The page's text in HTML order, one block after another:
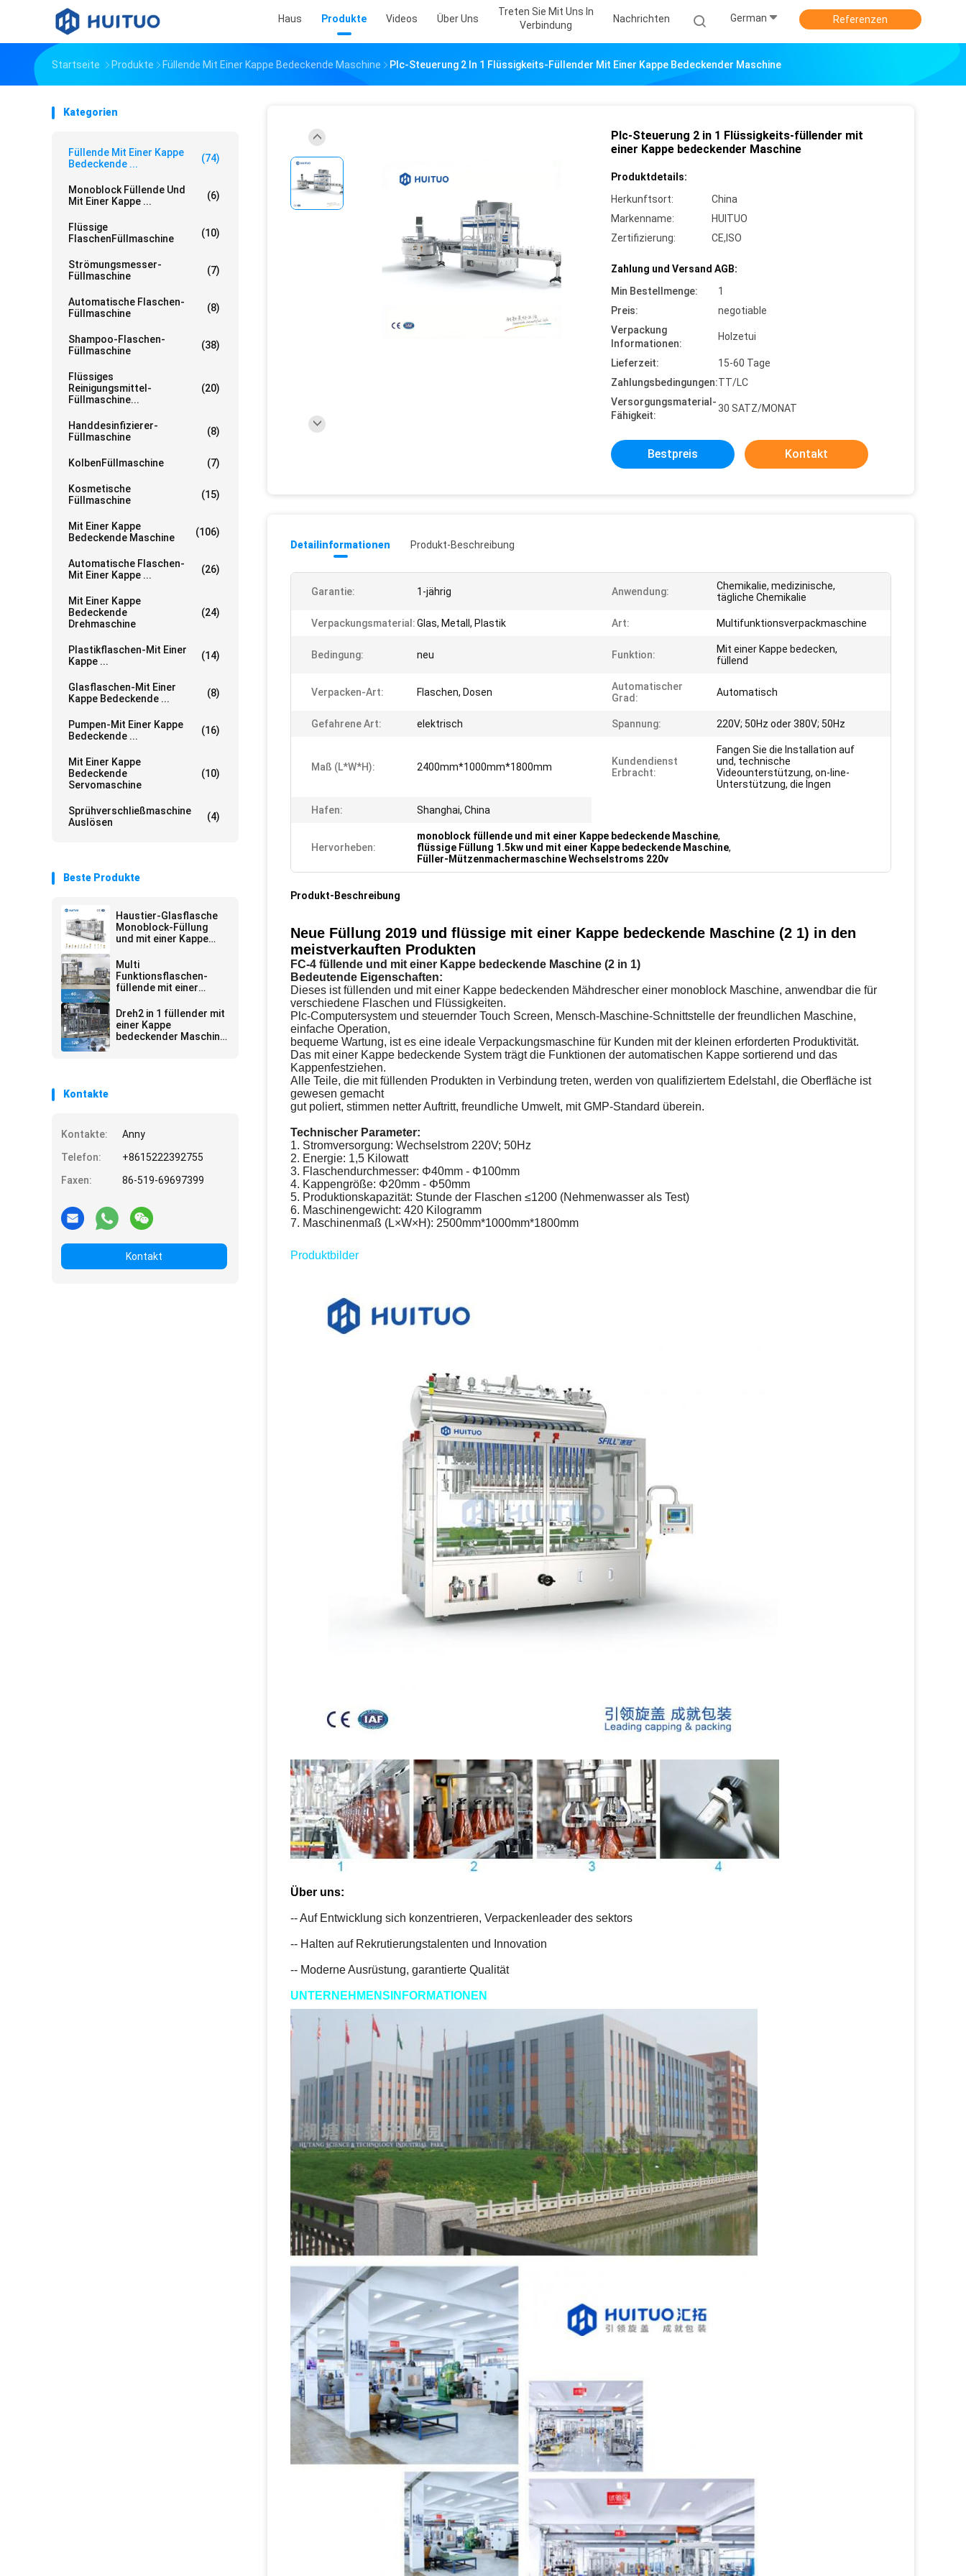
Haus Produkte Videos Über Uns
Treten Sie Mit Uns In
Verbindung
Nachrichten German Referenzen
Startseite Produkte Füllende Mit Einer Kappe Bedeckende Maschine Plc-Steuerung 2 In 1 Flüssigkeits-Füllender Mit Einer Kappe Bedeckender Maschine
Kategorien
Füllende Mit Einer Kappe
Bedeckende ...
(74)
Monoblock Füllende Und
Mit Einer Kappe ...
(6)
Flüssige
FlaschenFüllmaschine
(10)
Strömungsmesser-
Füllmaschine
(7)
Automatische Flaschen-
Füllmaschine
(8)
Shampoo-Flaschen-
Füllmaschine
(38)
Flüssiges
Reinigungsmittel-
Füllmaschine...
(20)
Handdesinfizierer-
Füllmaschine
(8)
KolbenFüllmaschine (7)
Kosmetische
Füllmaschine
(15)
Mit Einer Kappe
Bedeckende Maschine
(106)
Automatische Flaschen-
Mit Einer Kappe ...
(26)
Mit Einer Kappe
Bedeckende
Drehmaschine
(24)
Plastikflaschen-Mit Einer
Kappe ...
(14)
Glasflaschen-Mit Einer
Kappe Bedeckende ...
(8)
Pumpen-Mit Einer Kappe
Bedeckende ...
(16)
Mit Einer Kappe
Bedeckende
Servomaschine
(10)
Sprühverschließmaschine
Auslösen
(4)
Beste Produkte
Haustier-Glasflasche
Monoblock-Füllung
und mit einer Kappe
automatisch für
Kosmetik
Multi
Funktionsflaschen-
füllende mit einer
Maschine für
kosmetisches Pack-
Band
Dreh2 in 1 füllender mit
einer Kappe
bedeckender Maschine
Kontakte
Kontakte:
Anny
Telefon:
+8615222392755
Faxen:
86-519-69697399
Kontakt
Plc-Steuerung 2 in 1 Flüssigkeits-füllender mit
einer Kappe bedeckender Maschine
Produktdetails:
Herkunftsort:
China
Markenname:
HUITUO
Zertifizierung:
CE,ISO
Zahlung und Versand AGB:
Min Bestellmenge:
1
Preis:
negotiable
Verpackung
Informationen:
Holzetui
Lieferzeit:
15-60 Tage
Zahlungsbedingungen:TT/LC
Versorgungsmaterial-
Fähigkeit:
30 SATZ/MONAT
Bestpreis Kontakt
Detailinformationen Produkt-Beschreibung
Garantie: 1-jährig Anwendung:
Chemikalie, medizinische,
tägliche Chemikalie
Verpackungsmaterial:Glas, Metall, Plastik Art: Multifunktionsverpackmaschine
Bedingung: neu Funktion:
Mit einer Kappe bedecken,
füllend
Verpacken-Art: Flaschen, Dosen
Automatischer
Grad:
Automatisch
Gefahrene Art: elektrisch Spannung: 220V; 50Hz oder 380V; 50Hz
Maß (l*w*h): 2400mm*1000mm*1800mm
Kundendienst
Erbracht:
Fangen Sie die Installation auf
und, technische
Videounterstützung, on-line-
Unterstützung, die Ingen
Hafen: Shanghai, China
Hervorheben:
monoblock füllende und mit einer Kappe bedeckende Maschine,
flüssige Füllung 1.5kw und mit einer Kappe bedeckende Maschine,
Füller-Mützenmachermaschine Wechselstroms 220v
Produkt-Beschreibung
Neue Füllung 2019 und flüssige mit einer Kappe bedeckende Maschine (2 1) in den
meistverkauften Produkten
FC-4 füllende und mit einer Kappe bedeckende Maschine (2 in 1)
Bedeutende Eigenschaften:
Dieses ist füllenden und mit einer Kappe bedeckenden Mähdrescher einer monoblock Maschine, anwendbar die für
verschiedene Flaschen und Flüssigkeiten.
Plc-Computersystem und steuernder Touch Screen, Mensch-Maschine-Schnittstelle der freundlichen Maschine,
einfache Operation,
bequeme Wartung, ist es eine ideale Verpackungsmaschine für Kunden mit der kleinen erforderten Produktivität.
Das mit einer Kappe bedeckende System trägt die Funktionen der automatischen Kappe sortierend und das
Kappenfestziehen.
Alle Teile, die mit füllenden Produkten in Verbindung treten, werden von qualifiziertem Edelstahl, die Oberfläche ist
gewesen gemacht
gut poliert, stimmen netter Auftritt, freundliche Umwelt, mit GMP-Standard überein.
Technischer Parameter:
1. Stromversorgung: Wechselstrom 220V; 50Hz
2. Energie: 1,5 Kilowatt
3. Flaschendurchmesser: Φ40mm - Φ100mm
4. Kappengröße: Φ20mm - Φ50mm
5. Produktionskapazität: Stunde der Flaschen ≤1200 (Nehmenwasser als Test)
6. Maschinengewicht: 420 Kilogramm
7. Maschinenmaß (L×W×H): 2500mm*1000mm*1800mm
Produktbilder
Über uns:
-- Auf Entwicklung sich konzentrieren, Verpackenleader des sektors
-- Halten auf Rekrutierungstalenten und Innovation
-- Moderne Ausrüstung, garantierte Qualität
UNTERNEHMENSINFORMATIONEN